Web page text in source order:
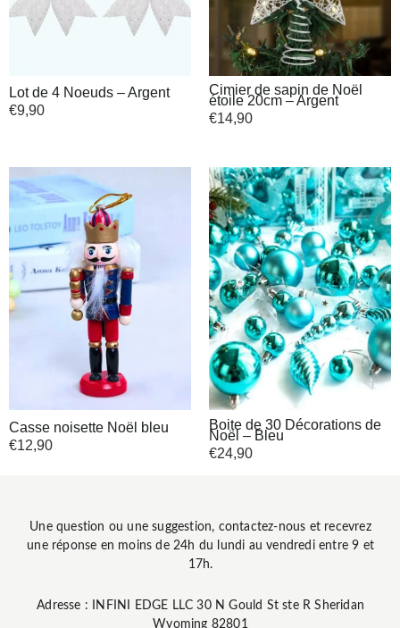
Lot de 4 Noeuds – Argent
€9,90
Cimier de sapin de Noël
étoile 20cm – Argent
€14,90
Casse noisette Noël bleu
€12,90
Boite de 30 Décorations de
Noël – Bleu
€24,90
Une question ou une suggestion, contactez-nous et recevrez
une réponse en moins de 24h du lundi au vendredi entre 9 et
17h.
Adresse : INFINI EDGE LLC 30 N Gould St ste R Sheridan
Wyoming 82801